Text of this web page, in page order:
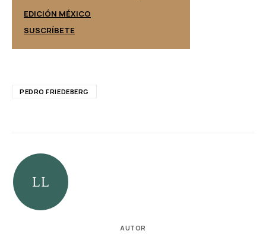
EDICIÓN MÉXICO
SUSCRÍBETE
PEDRO FRIEDEBERG
AUTOR